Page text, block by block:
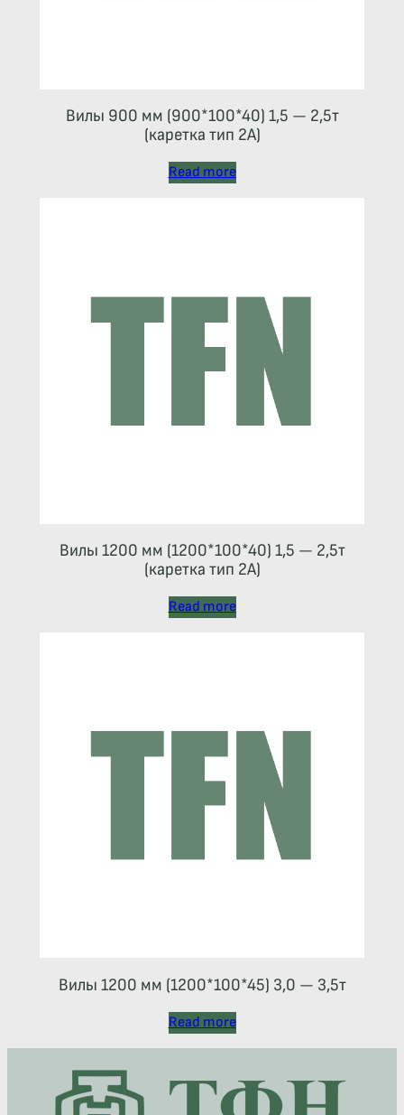
Вилы 900 мм (900*100*40) 1,5 — 2,5т
(каретка тип 2A)
Read more
Вилы 1200 мм (1200*100*40) 1,5 — 2,5т
(каретка тип 2A)
Read more
Вилы 1200 мм (1200*100*45) 3,0 — 3,5т
Read more